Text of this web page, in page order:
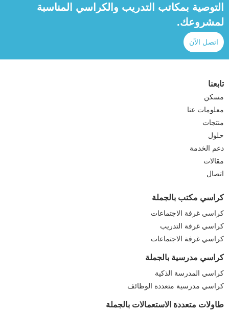
التوصية بمكاتب التدريب والكراسي المناسبة
لمشروعك.
اتصل الآن
تابعنا
مسكن
معلومات عنا
منتجات
حلول
دعم الخدمة
مقالات
اتصال
كراسي مكتب بالجملة
كراسي غرفة الاجتماعات
كراسي غرفة التدريب
كراسي غرفة الاجتماعات
كراسي مدرسية بالجملة
كراسي المدرسة الذكية
كراسي مدرسية متعددة الوظائف
طاولات متعددة الاستعمالات بالجملة